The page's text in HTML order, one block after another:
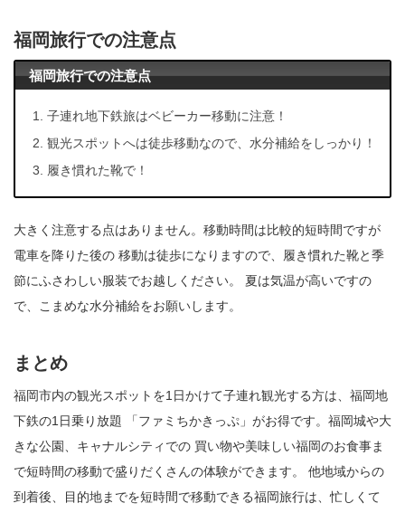
福岡旅行での注意点
福岡旅行での注意点
子連れ地下鉄旅はベビーカー移動に注意！
観光スポットへは徒歩移動なので、水分補給をしっかり！
履き慣れた靴で！
大きく注意する点はありません。移動時間は比較的短時間ですが
電車を降りた後の 移動は徒歩になりますので、履き慣れた靴と季
節にふさわしい服装でお越しください。 夏は気温が高いですの
で、こまめな水分補給をお願いします。
まとめ
福岡市内の観光スポットを1日かけて子連れ観光する方は、福岡地
下鉄の1日乗り放題 「ファミちかきっぷ」がお得です。福岡城や大
きな公園、キャナルシティでの 買い物や美味しい福岡のお食事ま
で短時間の移動で盛りだくさんの体験ができます。 他地域からの
到着後、目的地までを短時間で移動できる福岡旅行は、忙しくて